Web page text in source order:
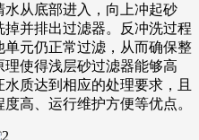
从底部进入，向上冲起砂
并排出过滤器。反冲洗过程
元仍正常过滤，从而确保整
使得浅层砂过滤器能够高
质达到相应的处理要求，且
高、运行维护方便等优点。